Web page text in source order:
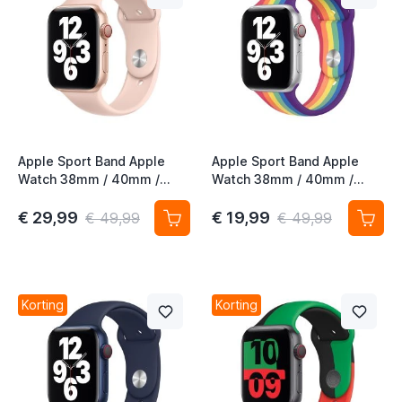
Apple Sport Band Apple
Watch 38mm / 40mm /
41mm / 42mm Pink Sand
€ 29,99 € 49,99
Apple Sport Band Apple
Watch 38mm / 40mm /
41mm / 42mm Pride Edition
€ 19,99 € 49,99
Korting Korting